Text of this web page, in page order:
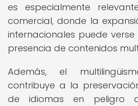
es especialmente
comercial, donde la
internacionales puede
presencia de contenidos
Además, el
contribuye a la
de idiomas en peligro